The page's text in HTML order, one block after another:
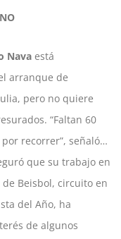
Nava está
arranque de
pero no quiere
“Faltan 60
recorrer”, señaló…
que su trabajo en
de Beisbol, circuito en
del Año, ha
de algunos